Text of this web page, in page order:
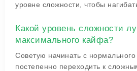
уровне сложности, чтобы
Какой уровень сложности
максимального кайфа?
Советую начинать с
постепенно переходить к